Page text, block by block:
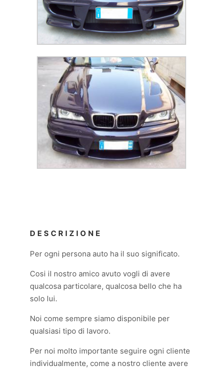
DESCRIZIONE
Per ogni persona auto ha il suo significato.
Cosi il nostro amico avuto vogli di avere
qualcosa particolare, qualcosa bello che ha
solo lui.
Noi come sempre siamo disponibile per
qualsiasi tipo di lavoro.
Per noi molto importante seguire ogni cliente
individualmente, come a nostro cliente avere